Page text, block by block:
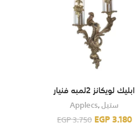
ابليك لويكانز 2لمبه فنيار
Applecs,ستيل
EGP3.750EGP3.180